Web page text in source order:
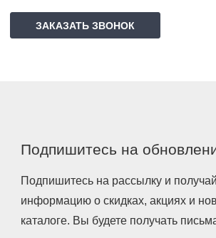
ЗАКАЗАТЬ ЗВОНОК
Подпишитесь на
Подпишитесь на рассылку и
информацию о скидках, акциях и
каталоге. Вы будете получать